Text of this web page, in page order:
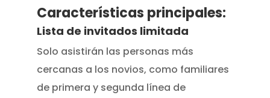
Características principales:
Lista de invitados limitada
Solo asistirán las personas más
cercanas a los novios, como familiares
de primera y segunda línea de